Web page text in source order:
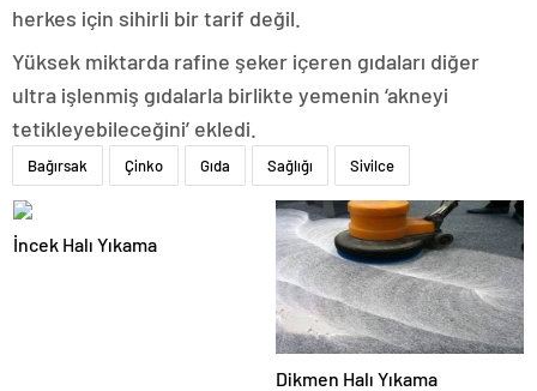
herkes için sihirli bir tarif değil.
Yüksek miktarda rafine şeker içeren gıdaları diğer
ultra işlenmiş gıdalarla birlikte yemenin ‘akneyi
tetikleyebileceğini’ ekledi.
Bağırsak Çinko Gıda Sağlığı Sivilce
İncek Halı Yıkama
Dikmen Halı Yıkama